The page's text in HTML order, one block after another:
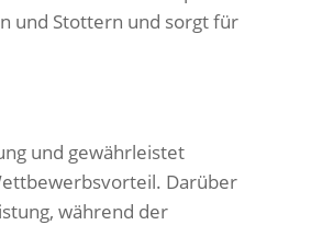
und Stottern und sorgt für
und gewährleistet
Darüber
während der